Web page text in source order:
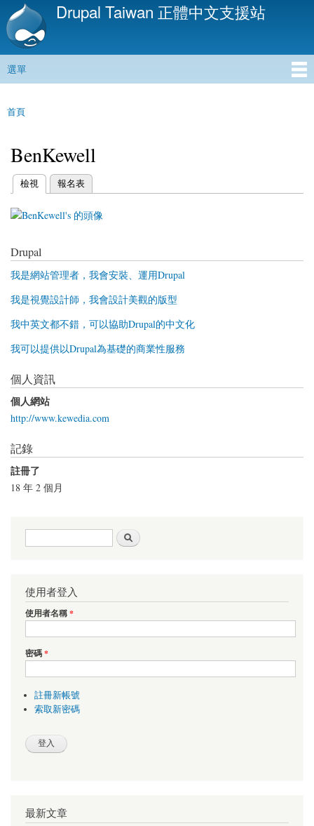
移
內
Drupal Taiwan 正體中文支援站
主選單
選單
您在這裡
首頁
BenKewell
主要索引標籤
檢視
(作用中頁籤) 報名表
Drupal
我是網站管理者，我會安裝、運用Drupal
我是視覺設計師，我會設計美觀的版型
我中英文都不錯，可以協助Drupal的中文化
我可以提供以Drupal為基礎的商業性服務
個人資訊
個人網站
http://www.kewedia.com
記錄
註冊了
18 年 2 個月
搜尋表單
使用者登入
使用者名稱*
密碼*
註冊新帳號
索取新密碼
最新文章